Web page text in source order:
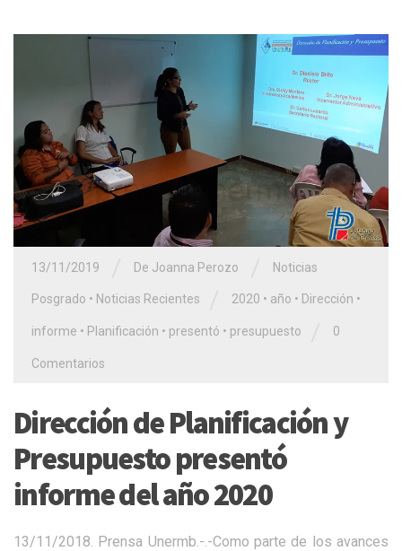
13/11/2019 De Joanna Perozo Noticias
Posgrado • Noticias Recientes 2020 • año • Dirección •
informe • Planificación • presentó • presupuesto 0
Comentarios
Dirección de Planificación y
Presupuesto presentó
informe del año 2020
13/11/2018. Prensa Unermb.-.-Como parte de los avances